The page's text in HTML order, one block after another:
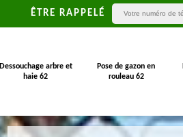
ÊTRE RAPPELÉ
Dessouchage arbre et
haie 62
Pose de gazon en
rouleau 62